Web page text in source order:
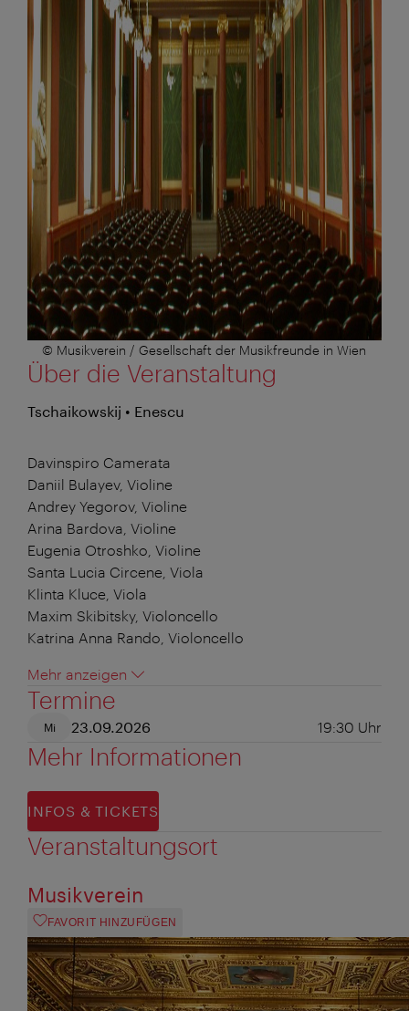
© Musikverein / Gesellschaft der Musikfreunde in Wien
Über die Veranstaltung
Tschaikowskij • Enescu
Davinspiro Camerata
Daniil Bulayev, Violine
Andrey Yegorov, Violine
Arina Bardova, Violine
Eugenia Otroshko, Violine
Santa Lucia Circene, Viola
Klinta Kluce, Viola
Maxim Skibitsky, Violoncello
Katrina Anna Rando, Violoncello
Mehr anzeigen
Termine
Mi 23.09.2026 19:30 Uhr
Mehr Informationen
INFOS & TICKETS
Veranstaltungsort
Musikverein
FAVORIT HINZUFÜGEN